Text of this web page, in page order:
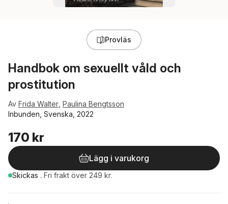
Provläs
Handbok om sexuellt våld och
prostitution
Av Frida Walter Paulina Bengtsson
Inbunden, Svenska, 2022
170 kr
Lägg i varukorg
Skickas . Fri frakt över 249 kr.